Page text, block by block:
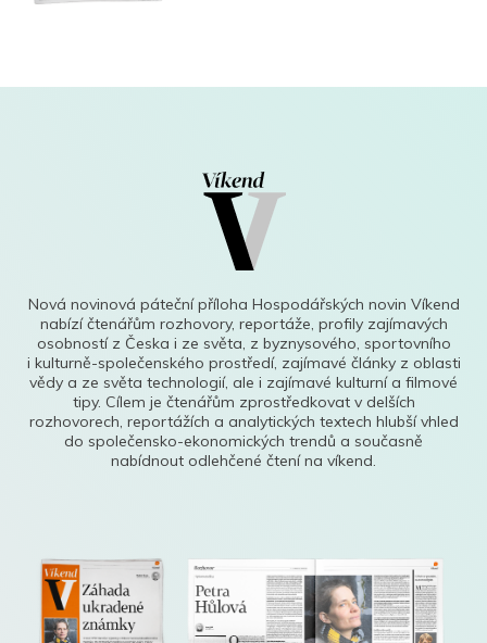
Nová novinová páteční příloha Hospodářských novin Víkend
nabízí čtenářům rozhovory, reportáže, profily zajímavých
osobností z Česka i ze světa, z byznysového, sportovního
i kulturně-společenského prostředí, zajímavé články z oblasti
vědy a ze světa technologií, ale i zajímavé kulturní a filmové
tipy. Cílem je čtenářům zprostředkovat v delších
rozhovorech, reportážích a analytických textech hlubší vhled
do společensko-ekonomických trendů a současně
nabídnout odlehčené čtení na víkend.